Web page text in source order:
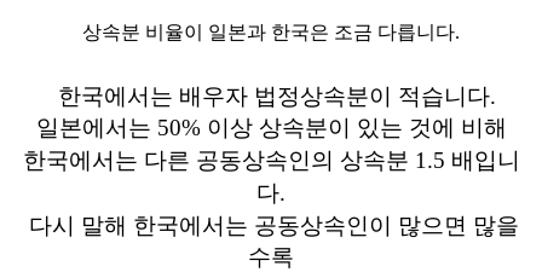
상속분 비율이 일본과 한국은 조금 다릅니다.
한국에서는 배우자 법정상속분이 적습니다.
일본에서는 50% 이상 상속분이 있는 것에 비해
한국에서는 다른 공동상속인의 상속분 1.5 배입니
다.
다시 말해 한국에서는 공동상속인이 많으면 많을
수록